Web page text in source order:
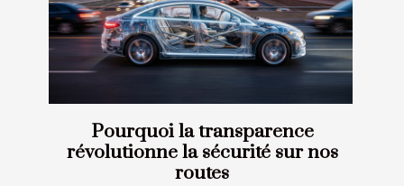
Pourquoi la transparence
révolutionne la sécurité sur nos
routes